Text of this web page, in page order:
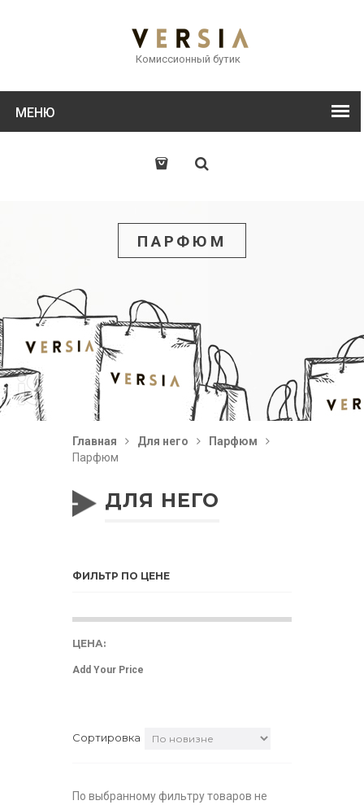
Комиссионный бутик
МЕНЮ
ПАРФЮМ
Главная Для него
Парфюм
Парфюм
ДЛЯ НЕГО
ФИЛЬТР ПО ЦЕНЕ
ЦЕНА:
Сортировка
По выбранному фильтру товаров не